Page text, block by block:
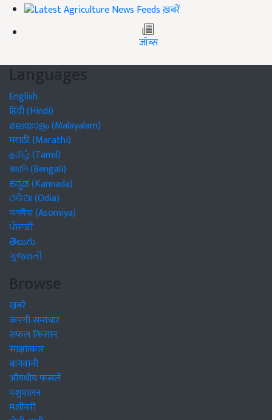
ख़बरें
जॉब्स
Languages
English
हिंदी (Hindi)
മലയാളം (Malayalam)
मराठी (Marathi)
தமிழ் (Tamil)
বাঙালি (Bengali)
ಕನ್ನಡ (Kannada)
ଓଡିଆ (Odia)
অসমীয়া (Asomiya)
ਪੰਜਾਬੀ
తెలుగు
ગુજરાતી
Browse
खबरें
कंपनी समाचार
सफल किसान
साक्षात्कार
बागवानी
औषधीय फसलें
पशुपालन
मशीनरी